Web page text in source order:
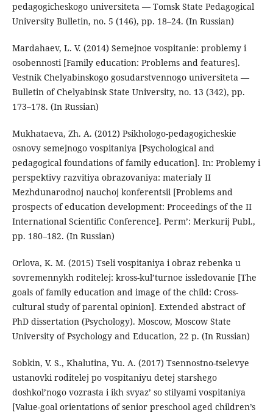
pedagogicheskogo universiteta — Tomsk State Pedagogical
University Bulletin, no. 5 (146), pp. 18–24. (In Russian)
Mardahaev, L. V. (2014) Semejnoe vospitanie: problemy i
osobennosti [Family education: Problems and features].
Vestnik Chelyabinskogo gosudarstvennogo universiteta —
Bulletin of Chelyabinsk State University, no. 13 (342), pp.
173–178. (In Russian)
Mukhataeva, Zh. A. (2012) Psikhologo-pedagogicheskie
osnovy semejnogo vospitaniya [Psychological and
pedagogical foundations of family education]. In: Problemy i
perspektivy razvitiya obrazovaniya: materialy II
Mezhdunarodnoj nauchoj konferentsii [Problems and
prospects of education development: Proceedings of the II
International Scientific Conference]. Perm’: Merkurij Publ.,
pp. 180–182. (In Russian)
Orlova, K. M. (2015) Tseli vospitaniya i obraz rebenka u
sovremennykh roditelej: kross-kul’turnoe issledovanie [The
goals of family education and image of the child: Cross-
cultural study of parental opinion]. Extended abstract of
PhD dissertation (Psychology). Moscow, Moscow State
University of Psychology and Education, 22 p. (In Russian)
Sobkin, V. S., Khalutina, Yu. A. (2017) Tsennostno-tselevye
ustanovki roditelej po vospitaniyu detej starshego
doshkol’nogo vozrasta i ikh svyaz’ so stilyami vospitaniya
[Value-goal orientations of senior preschool aged children’s